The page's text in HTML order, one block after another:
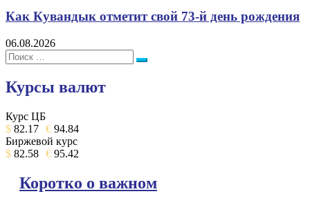
Как Кувандык отметит свой 73-й день рождения
06.08.2026
Поиск:
Поиск
Курсы валют
Курс ЦБ
$ 82.17 € 94.84
Биржевой курс
$ 82.58 € 95.42
Коротко о важном